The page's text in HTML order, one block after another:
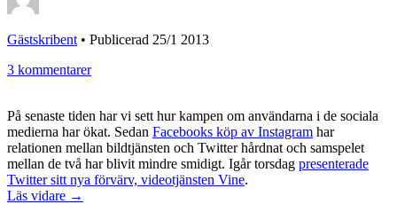
Gästskribent • Publicerad 25/1 2013
3 kommentarer
På senaste tiden har vi sett hur kampen om användarna i de sociala
medierna har ökat. Sedan Facebooks köp av Instagram har
relationen mellan bildtjänsten och Twitter hårdnat och samspelet
mellan de två har blivit mindre smidigt. Igår torsdag presenterade
Twitter sitt nya förvärv, videotjänsten Vine.
Läs vidare →